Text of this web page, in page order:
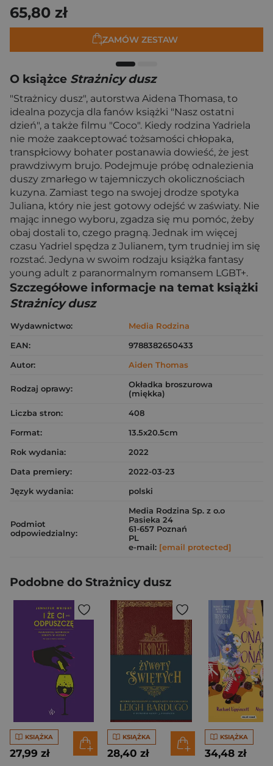
65,80 zł
ZAMÓW ZESTAW
O książce Strażnicy dusz
"Strażnicy dusz", autorstwa Aidena Thomasa, to
idealna pozycja dla fanów książki "Nasz ostatni
dzień", a także filmu "Coco". Kiedy rodzina Yadriela
nie może zaakceptować tożsamości chłopaka,
transpłciowy bohater postanawia dowieść, że jest
prawdziwym brujo. Podejmuje próbę odnalezienia
duszy zmarłego w tajemniczych okolicznościach
kuzyna. Zamiast tego na swojej drodze spotyka
Juliana, który nie jest gotowy odejść w zaświaty. Nie
mając innego wyboru, zgadza się mu pomóc, żeby
obaj dostali to, czego pragną. Jednak im więcej
czasu Yadriel spędza z Julianem, tym trudniej im się
rozstać. Jedyna w swoim rodzaju książka fantasy
young adult z paranormalnym romansem LGBT+.
Szczegółowe informacje na temat książki
Strażnicy dusz
Wydawnictwo:
Media Rodzina
EAN:
9788382650433
Autor:
Aiden Thomas
Rodzaj oprawy:
Okładka broszurowa
(miękka)
Liczba stron:
408
Format:
13.5x20.5cm
Rok wydania:
2022
Data premiery:
2022-03-23
Język wydania:
polski
Podmiot
odpowiedzialny:
Media Rodzina Sp. z o.o
Pasieka 24
61-657 Poznań
PL
e-mail: [email protected]
Podobne do Strażnicy dusz
KSIĄŻKA
27,99 zł
KSIĄŻKA
28,40 zł
KSIĄŻKA
34,48 zł